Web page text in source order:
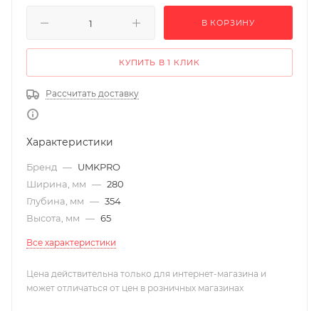
В КОРЗИНУ
КУПИТЬ В 1 КЛИК
Рассчитать доставку
Характеристики
Бренд — UMKPRO
Ширина, мм — 280
Глубина, мм — 354
Высота, мм — 65
Все характеристики
Цена действительна только для интернет-магазина и
может отличаться от цен в розничных магазинах